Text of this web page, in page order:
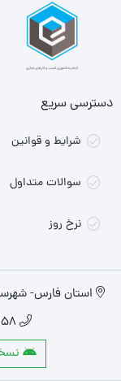
دسترسی سریع
شرایط و قوانین
سوالات متداول
نرخ روز
استان فارس-
0912